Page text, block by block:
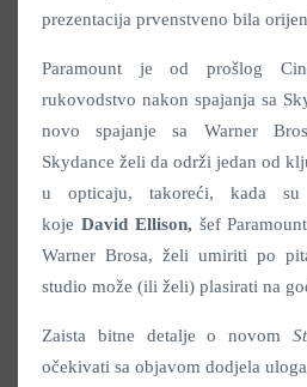
prezentacija prvenstveno bila
Paramount je od prošlog
rukovodstvo nakon spajanja sa
novo spajanje sa Warner
Skydance želi da održi jedan od
u opticaju, takoreći, kada
koje David Ellison, šef
Warner Brosa, želi umiriti po
studio može (ili želi) plasirati na
Zaista bitne detalje o novom
očekivati sa objavom dodjela